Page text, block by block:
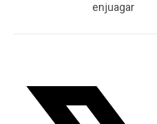
enjuagar